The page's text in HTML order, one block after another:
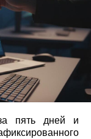
пять дней и